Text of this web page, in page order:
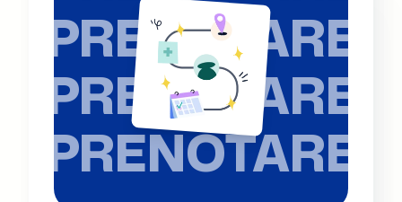
PRENOTARE
PRENOTARE
PRENOTARE